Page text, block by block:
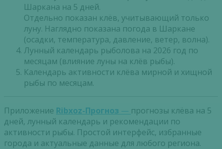
Шаркана на 5 дней.
Отдельно показан клёв, учитывающий только
луну. Наглядно показана погода в Шаркане
(осадки, температура, давление, ветер, волна).
Лунный календарь рыболова на 2026 год по
месяцам (влияние луны на клёв рыбы).
Календарь активности клёва мирной и хищной
рыбы по месяцам.
Приложение Ribxoz-Прогноз — прогнозы клёва на 5
дней, лунный календарь и рекомендации по
активности рыбы. Простой интерфейс, избранные
города и актуальные данные для любого региона.